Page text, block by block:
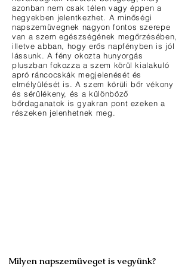
azonban nem csak télen vagy éppen a
hegyekben jelentkezhet. A minőségi
napszemüvegnek nagyon fontos szerepe
van a szem egészségének megőrzésében,
illetve abban, hogy erős napfényben is jól
lássunk. A fény okozta hunyorgás
pluszban fokozza a szem körül kialakuló
apró ráncocskák megjelenését és
elmélyülését is. A szem körüli bőr vékony
és sérülékeny, és a különböző
bőrdaganatok is gyakran pont ezeken a
részeken jelenhetnek meg.
Milyen napszemüveget is vegyünk?